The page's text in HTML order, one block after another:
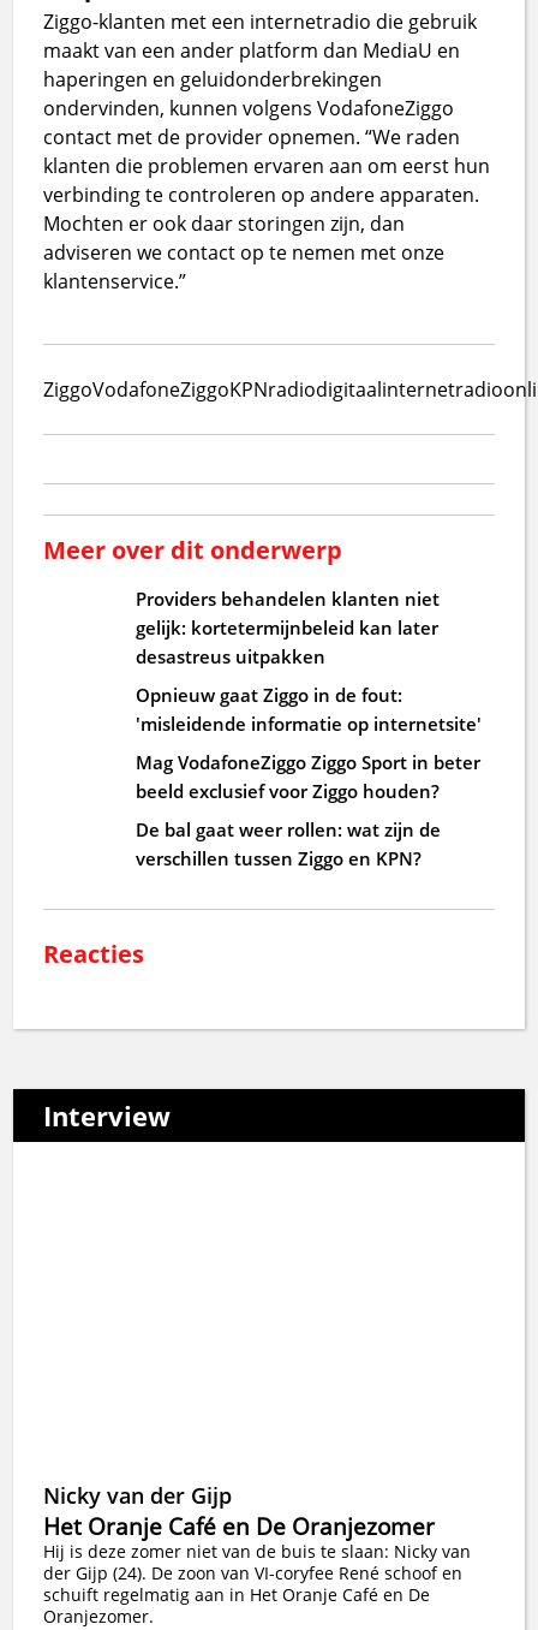
Ziggo-klanten met een internetradio die gebruik
maakt van een ander platform dan MediaU en
haperingen en geluidonderbrekingen
ondervinden, kunnen volgens VodafoneZiggo
contact met de provider opnemen. “We raden
klanten die problemen ervaren aan om eerst hun
verbinding te controleren op andere apparaten.
Mochten er ook daar storingen zijn, dan
adviseren we contact op te nemen met onze
klantenservice.”
ZiggoVodafoneZiggoKPNradiodigitaalinternetradio
Meer over dit onderwerp
Providers behandelen klanten niet
gelijk: kortetermijnbeleid kan later
desastreus uitpakken
Opnieuw gaat Ziggo in de fout:
'misleidende informatie op internetsite'
Mag VodafoneZiggo Ziggo Sport in beter
beeld exclusief voor Ziggo houden?
De bal gaat weer rollen: wat zijn de
verschillen tussen Ziggo en KPN?
Reacties
Interview
Nicky van der Gijp
Het Oranje Café en De Oranjezomer
Hij is deze zomer niet van de buis te slaan: Nicky van
der Gijp (24). De zoon van VI-coryfee René schoof en
schuift regelmatig aan in Het Oranje Café en De
Oranjezomer.